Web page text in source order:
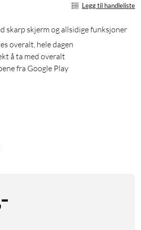
Legg til handleliste
skarp skjerm og allsidige funksjoner
overalt, hele dagen
å ta med overalt
fra Google Play
-